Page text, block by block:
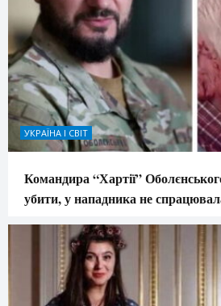
УКРАЇНА І СВІТ
Командира “Хартії”
убити, у нападника не